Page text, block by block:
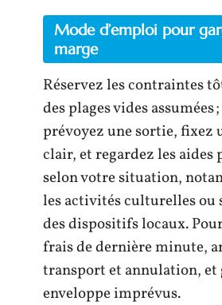
Mode d’emploi pour
marge
Réservez les contraintes
des plages vides assumées
prévoyez une sortie, fixez
clair, et regardez les aides
selon votre situation,
les activités culturelles ou
des dispositifs locaux.
frais de dernière minute,
transport et annulation, et
enveloppe imprévus.